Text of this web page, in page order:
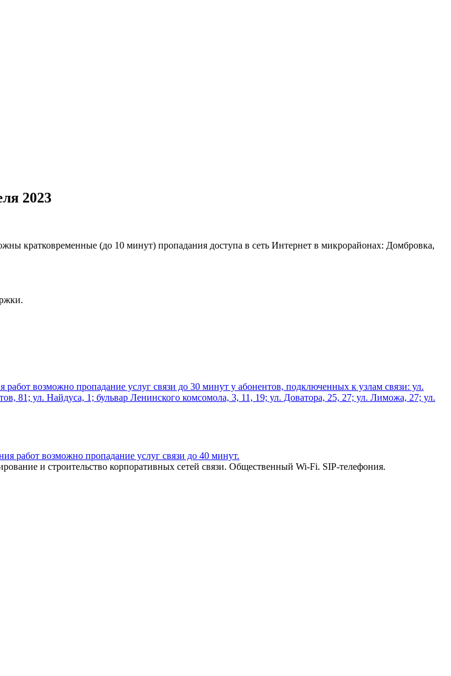
2023
кратковременные (до 10 минут) пропадания доступа в сеть Интернет в микрорайонах: Домбровка,
возможно пропадание услуг связи до 30 минут у абонентов, подключенных к узлам связи: ул.
81; ул. Найдуса, 1; бульвар Ленинского комсомола, 3, 11, 19; ул. Доватора, 25, 27; ул. Лиможа, 27; ул.
работ возможно пропадание услуг связи до 40 минут.
и строительство корпоративных сетей связи. Общественный Wi-Fi. SIP-телефония.